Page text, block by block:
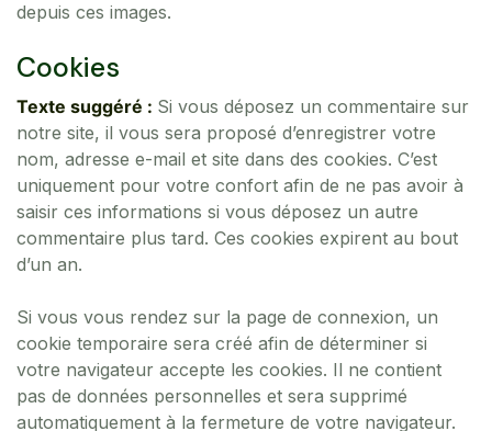
depuis ces images.
Cookies
Texte suggéré : Si vous déposez un commentaire sur
notre site, il vous sera proposé d’enregistrer votre
nom, adresse e-mail et site dans des cookies. C’est
uniquement pour votre confort afin de ne pas avoir à
saisir ces informations si vous déposez un autre
commentaire plus tard. Ces cookies expirent au bout
d’un an.
Si vous vous rendez sur la page de connexion, un
cookie temporaire sera créé afin de déterminer si
votre navigateur accepte les cookies. Il ne contient
pas de données personnelles et sera supprimé
automatiquement à la fermeture de votre navigateur.